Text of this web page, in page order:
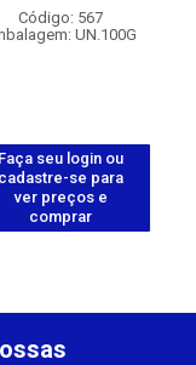
Código: 567
UN.100G
Faça seu login ou
cadastre-se para
ver preços e
comprar